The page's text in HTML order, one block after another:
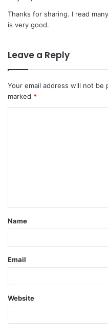
s
Thanks for sharing. I read
is very good.
Leave a Reply
Your email address will not be
marked *
t
*
Name
Email
Website